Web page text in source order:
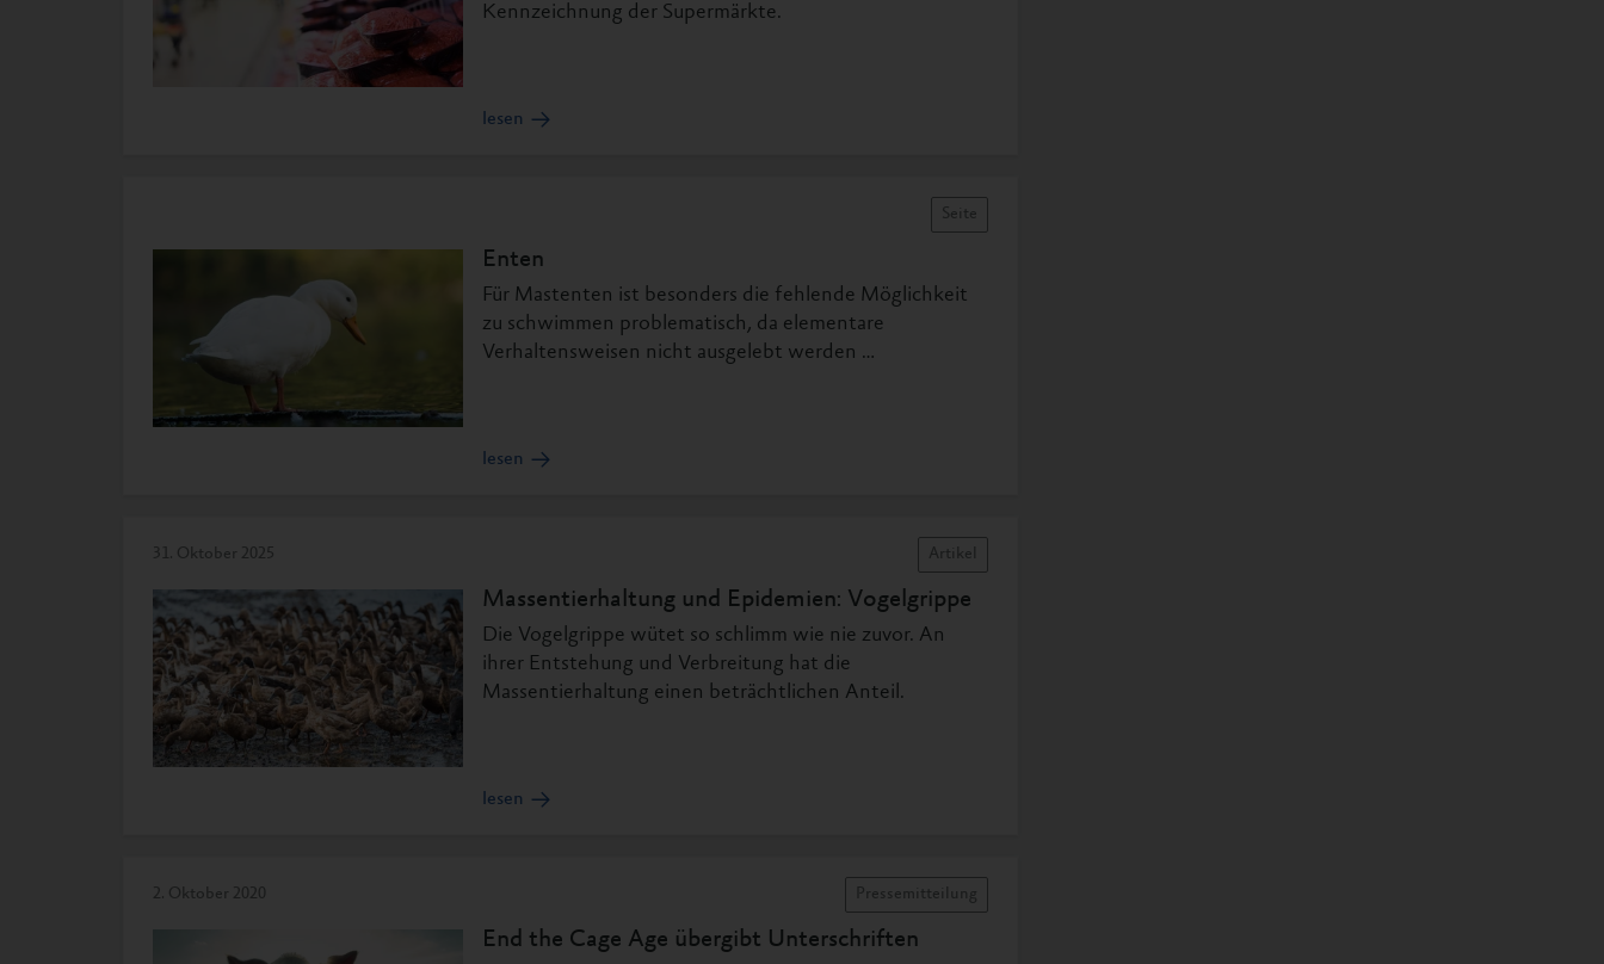
Kennzeichnung der Supermärkte.
lesen
Seite
Enten
Für Mastenten ist besonders die fehlende Möglichkeit
zu schwimmen problematisch, da elementare
Verhaltensweisen nicht ausgelebt werden …
lesen
31. Oktober 2025 Artikel
Massentierhaltung und Epidemien: Vogelgrippe
Die Vogelgrippe wütet so schlimm wie nie zuvor. An
ihrer Entstehung und Verbreitung hat die
Massentierhaltung einen beträchtlichen Anteil.
lesen
2. Oktober 2020 Pressemitteilung
End the Cage Age übergibt Unterschriften